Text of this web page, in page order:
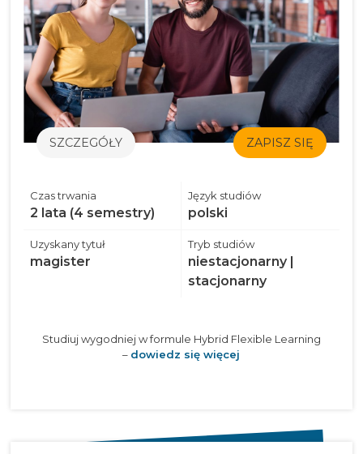
SZCZEGÓŁY ZAPISZ SIĘ
Czas trwania
2 lata (4 semestry)
Język studiów
polski
Uzyskany tytuł
magister
Tryb studiów
niestacjonarny |
stacjonarny
Studiuj wygodniej w formule Hybrid Flexible Learning
– dowiedz się więcej